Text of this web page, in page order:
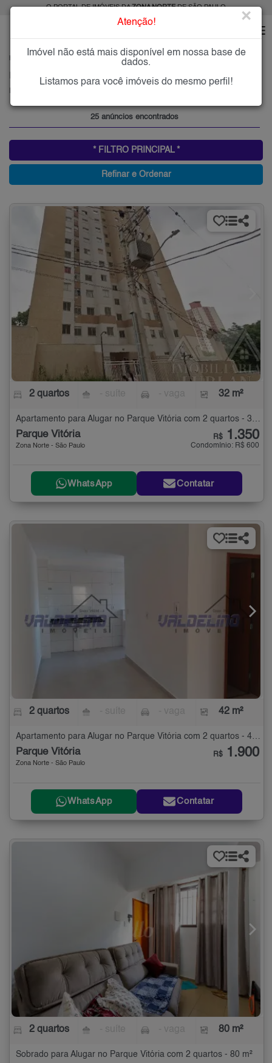
O PORTAL DE IMÓVEIS DAZONA NORTEDE SÃO PAULO
PARQUE VITÓRIA
25 anúncios encontrados
* FILTRO PRINCIPAL *
Refinar e Ordenar
2 quartos 32 m²
Apartamento para Alugar no Parque Vitória com 2 quartos - 32 m²
Parque Vitória
Zona Norte - São Paulo
R$ 1.350
Condomínio: R$ 600
WhatsApp Contatar
2 quartos 42 m²
Apartamento para Alugar no Parque Vitória com 2 quartos - 42 m²
Parque Vitória
Zona Norte - São Paulo
R$ 1.900
WhatsApp Contatar
2 quartos 80 m²
Sobrado para Alugar no Parque Vitória com 2 quartos - 80 m²
Atenção! ×
Imóvel não está mais disponível em nossa base de
dados.
Listamos para você imóveis do mesmo perfil!